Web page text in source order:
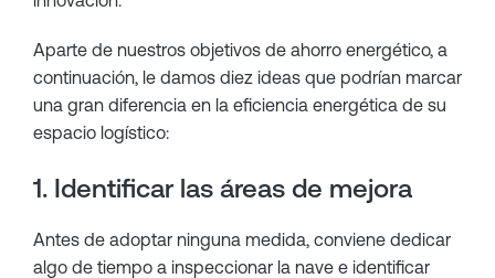
Aparte de nuestros objetivos de ahorro energético, a
continuación, le damos diez ideas que podrían marcar
una gran diferencia en la eficiencia energética de su
espacio logístico:
1. Identificar las áreas de mejora
Antes de adoptar ninguna medida, conviene dedicar
algo de tiempo a inspeccionar la nave e identificar